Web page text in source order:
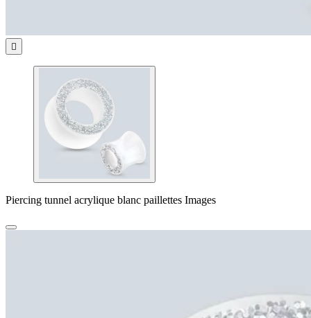

Piercing tunnel acrylique blanc paillettes Images